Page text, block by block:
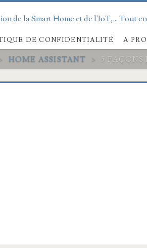
de la Smart Home et de l'IoT,... Tout
DE CONFIDENTIALITÉ A
> HOME ASSISTANT > 5